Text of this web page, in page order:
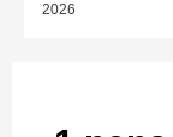
2026